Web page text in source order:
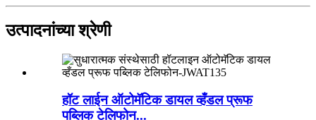
उत्पादनांच्या श्रेणी
हॉट लाईन ऑटोमॅटिक डायल व्हँडल प्रूफ
पब्लिक टेलिफोन...